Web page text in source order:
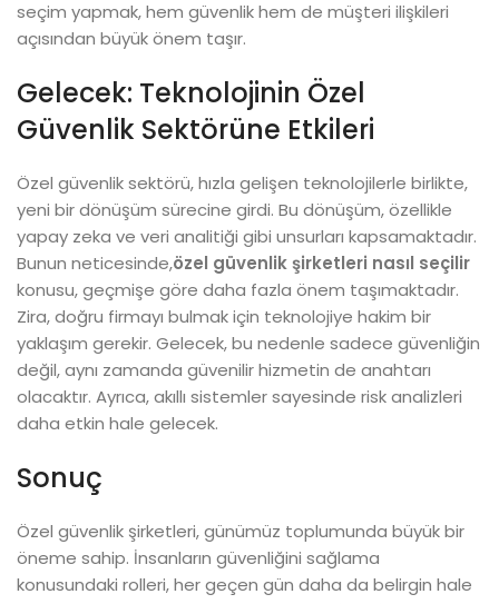
seçim yapmak, hem güvenlik hem de müşteri ilişkileri
açısından büyük önem taşır.
Gelecek: Teknolojinin Özel
Güvenlik Sektörüne Etkileri
Özel güvenlik sektörü, hızla gelişen teknolojilerle birlikte,
yeni bir dönüşüm sürecine girdi. Bu dönüşüm, özellikle
yapay zeka ve veri analitiği gibi unsurları kapsamaktadır.
Bunun neticesinde,özel güvenlik şirketleri nasıl seçilir
konusu, geçmişe göre daha fazla önem taşımaktadır.
Zira, doğru firmayı bulmak için teknolojiye hakim bir
yaklaşım gerekir. Gelecek, bu nedenle sadece güvenliğin
değil, aynı zamanda güvenilir hizmetin de anahtarı
olacaktır. Ayrıca, akıllı sistemler sayesinde risk analizleri
daha etkin hale gelecek.
Sonuç
Özel güvenlik şirketleri, günümüz toplumunda büyük bir
öneme sahip. İnsanların güvenliğini sağlama
konusundaki rolleri, her geçen gün daha da belirgin hale